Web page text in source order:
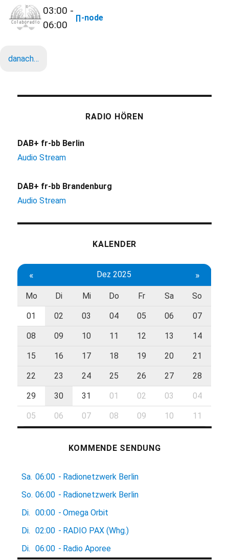
03:00 -
06:00
∏-node
danach…
RADIO HÖREN
DAB+ fr-bb Berlin
Audio Stream
DAB+ fr-bb Brandenburg
Audio Stream
KALENDER
« Dez 2025 »
Mo Di Mi Do Fr Sa So
01 02 03 04 05 06 07
08 09 10 11 12 13 14
15 16 17 18 19 20 21
22 23 24 25 26 27 28
29 30 31 01 02 03 04
05 06 07 08 09 10 11
KOMMENDE SENDUNG
Sa. 06:00 - Radionetzwerk Berlin
So. 06:00 - Radionetzwerk Berlin
Di.
00:00 - Omega Orbit
Di.
02:00 - RADIO PAX (Whg.)
Di.
06:00 - Radio Aporee